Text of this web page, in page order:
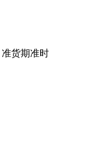
准货期准时